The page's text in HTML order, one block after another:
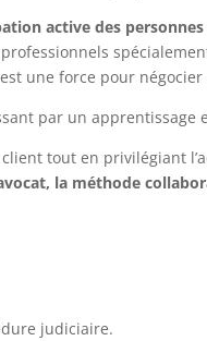
active des
une force pour
par un apprentissage
tout en privilégiant
la méthode
judiciaire.